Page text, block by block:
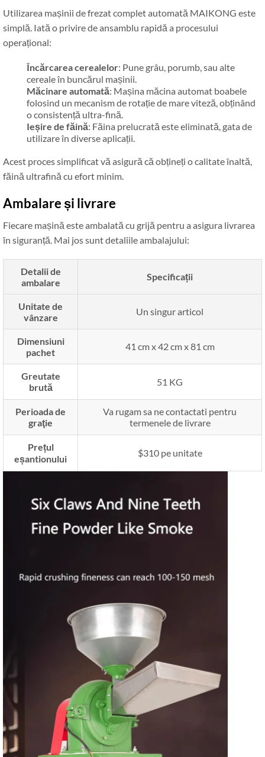
Utilizarea mașinii de frezat complet automată MAIKONG este
simplă. Iată o privire de ansamblu rapidă a procesului
operațional:
Încărcarea cerealelor: Pune grâu, porumb, sau alte
cereale în buncărul mașinii.
Măcinare automată: Mașina măcina automat boabele
folosind un mecanism de rotație de mare viteză, obținând
o consistență ultra-fină.
Ieșire de făină: Făina prelucrată este eliminată, gata de
utilizare în diverse aplicații.
Acest proces simplificat vă asigură că obțineți o calitate înaltă,
făină ultrafină cu efort minim.
Ambalare și livrare
Fiecare mașină este ambalată cu grijă pentru a asigura livrarea
în siguranță. Mai jos sunt detaliile ambalajului:
Detalii de
ambalare
Specificații
Unitate de
vânzare
Un singur articol
Dimensiuni
pachet
41 cm x 42 cm x 81 cm
Greutate
brută
51 KG
Perioada de
graţie
Va rugam sa ne contactati pentru
termenele de livrare
Prețul
eșantionului
$310 pe unitate